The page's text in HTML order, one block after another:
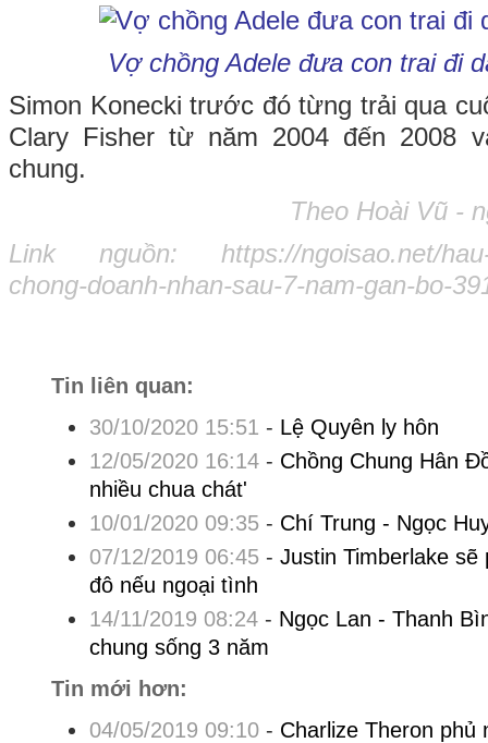
Vợ chồng Adele đưa con trai đi
Simon Konecki trước đó từng trải qua
Clary Fisher từ năm 2004 đến 2008
chung.
Theo Hoài Vũ -
Link nguồn: https://ngoisao.net/
chong-doanh-nhan-sau-7-nam-gan-bo-
Tin liên quan:
30/10/2020 15:51 - Lệ Quyên ly hôn
12/05/2020 16:14- Chồng Chung Hân
nhiều chua chát'
10/01/2020 09:35- Chí Trung - Ngọc
07/12/2019 06:45- Justin Timberlake
đô nếu ngoại tình
14/11/2019 08:24- Ngọc Lan - Thanh
chung sống 3 năm
Tin mới hơn:
04/05/2019 09:10- Charlize Theron phủ